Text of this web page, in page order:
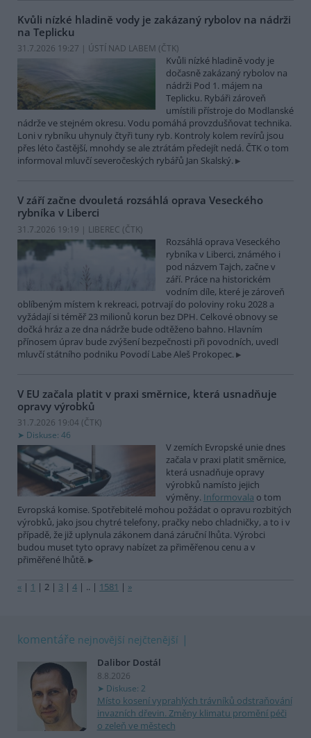
Kvůli nízké hladině vody je zakázaný rybolov na nádrži
na Teplicku
31.7.2026 19:27 | ÚSTÍ NAD LABEM (ČTK)
Kvůli nízké hladině vody je
dočasně zakázaný rybolov na
nádrži Pod 1. májem na
Teplicku. Rybáři zároveň
umístili přístroje do Modlanské
nádrže ve stejném okresu. Vodu pomáhá provzdušňovat technika.
Loni v rybníku uhynuly čtyři tuny ryb. Kontroly kolem revírů jsou
přes léto častější, mnohdy se ale ztrátám předejít nedá. ČTK o tom
informoval mluvčí severočeských rybářů Jan Skalský.
V září začne dvouletá rozsáhlá oprava Veseckého
rybníka v Liberci
31.7.2026 19:19 | LIBEREC (ČTK)
Rozsáhlá oprava Veseckého
rybníka v Liberci, známého i
pod názvem Tajch, začne v
září. Práce na historickém
vodním díle, které je zároveň
oblíbeným místem k rekreaci, potrvají do poloviny roku 2028 a
vyžádají si téměř 23 milionů korun bez DPH. Celkové obnovy se
dočká hráz a ze dna nádrže bude odtěženo bahno. Hlavním
přínosem úprav bude zvýšení bezpečnosti při povodních, uvedl
mluvčí státního podniku Povodí Labe Aleš Prokopec.
V EU začala platit v praxi směrnice, která usnadňuje
opravy výrobků
31.7.2026 19:04 (ČTK)
Diskuse: 46
V zemích Evropské unie dnes
začala v praxi platit směrnice,
která usnadňuje opravy
výrobků namísto jejich
výměny. Informovala o tom
Evropská komise. Spotřebitelé mohou požádat o opravu rozbitých
výrobků, jako jsou chytré telefony, pračky nebo chladničky, a to i v
případě, že již uplynula zákonem daná záruční lhůta. Výrobci
budou muset tyto opravy nabízet za přiměřenou cenu a v
přiměřené lhůtě.
« | 1 | 2 | 3 | 4 | .. | 1581 | »
komentáře nejnovější nejčtenější
Dalibor Dostál
8.8.2026
Diskuse: 2
Místo kosení vyprahlých trávníků odstraňování
invazních dřevin. Změny klimatu promění péči
o zeleň ve městech